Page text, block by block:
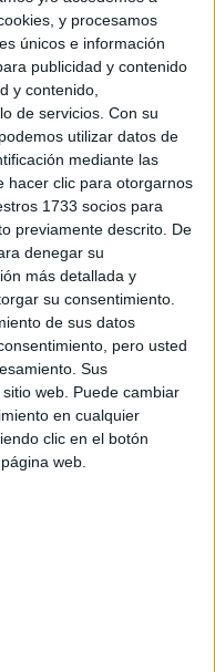
y procesamos
únicos e información
publicidad y contenido
y contenido,
de servicios. Con su
utilizar datos de
mediante las
hacer clic para otorgarnos
1733 socios para
previamente descrito. De
denegar su
más detallada y
su consentimiento.
de sus datos
pero usted
Sus
web. Puede cambiar
en cualquier
clic en el botón
web.
de departamentos e
por cada cuatrimestre.
de Olavide realiza un
la intervención de
de repartir a los
con la
se hacen públicos
este caso no sólo se
también la calidad de sus
lleva realizando
trimestral de sus
los encargados de
docente del centro,
de satisfacción. Para que
lo que piensan, las
mediante intranet.
los infractores quienes
de los sistemas